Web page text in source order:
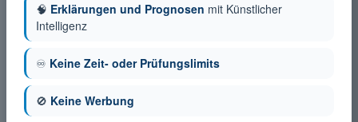
🧠 Erklärungen und Prognosen mit Künstlicher
Intelligenz
♾️ Keine Zeit- oder Prüfungslimits
🚫 Keine Werbung